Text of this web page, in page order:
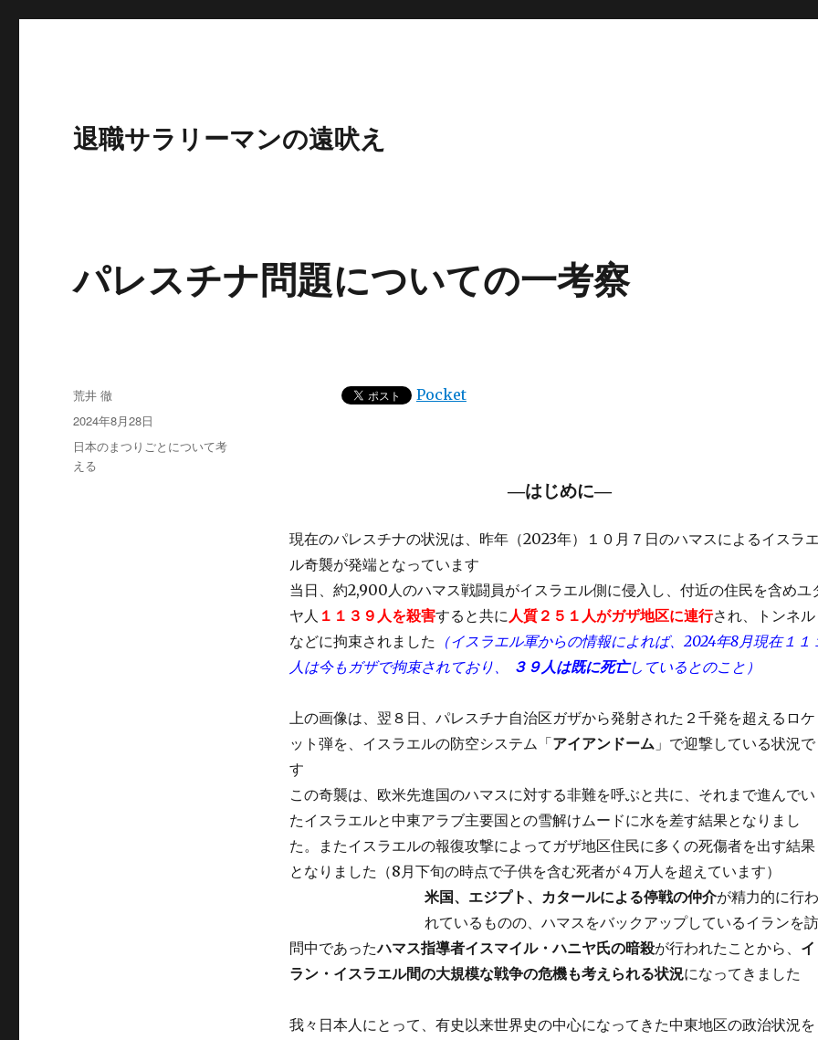
退職サラリーマンの遠吠え
パレスチナ問題についての一考察
Pocket
―はじめに―
現在のパレスチナの状況は、昨年（2023年）１０月７日のハマスによるイスラ
ル奇襲が発端となっています
当日、約2,900人のハマス戦闘員がイスラエル側に侵入し、付近の住民を含めユ
ヤ人 １１３９人を殺害すると共に人質２５１人がガザ地区に連行され、トンネル
などに拘束されました （イスラエル軍からの情報によれば、2024年8月現在１１
人は今もガザで拘束されており、
３９人は既に死亡しているとのこと）
上の画像は、翌８日、パレスチナ自治区ガザから発射された２千発を超えるロケ
ット弾を、イスラエルの防空システム「アイアンドーム」で迎撃している状況で
す
この奇襲は、欧米先進国のハマスに対する非難を呼ぶと共に、それまで進んでい
たイスラエルと中東アラブ主要国との雪解けムードに水を差す結果となりまし
た。またイスラエルの報復攻撃によってガザ地区住民に多くの死傷者を出す結果
となりました（8月下旬の時点で子供を含む死者が４万人を超えています）
米国、エジプト、カタールによる停戦の仲介が精力的に行わ
れているものの、ハマスをバックアップしているイランを訪
問中であったハマス指導者イスマイル・ハニヤ氏の暗殺が行われたことから、 イ
ラン・イスラエル間の大規模な戦争の危機も考えられる状況になってきました
我々日本人にとって、有史以来世界史の中心になってきた中東地区の政治状況を
投
稿
荒井 徹
投
稿
日:
2024年8月28日
カ
テ
日本のまつりごとについて考
える